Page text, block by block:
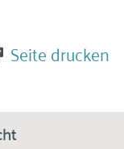
Seite drucken